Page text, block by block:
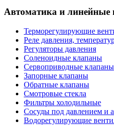
Автоматика и линейные
Терморегулирующие
Реле давления,
Регуляторы давления
Соленоидные клапаны
Сервоприводные клапаны
Запорные клапаны
Обратные клапаны
Смотровые стекла
Фильтры холодильные
Сосуды под давлением и
Водорегулирующие